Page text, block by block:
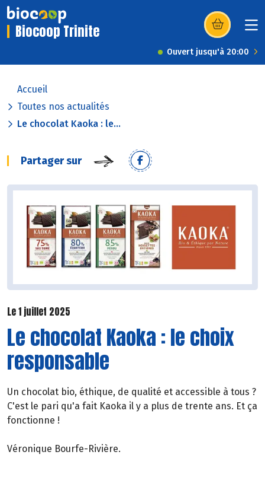
Biocoop Trinite (s’ouvre dans
Ouvert jusqu'à 20:00
Accueil
Toutes nos actualités
Le chocolat Kaoka : le...
Partager sur
Le 1 juillet 2025
Le chocolat Kaoka : le choix
responsable
Un chocolat bio, éthique, de qualité et accessible à tous ?
C'est le pari qu'a fait Kaoka il y a plus de trente ans. Et ça
fonctionne !
Véronique Bourfe-Rivière.